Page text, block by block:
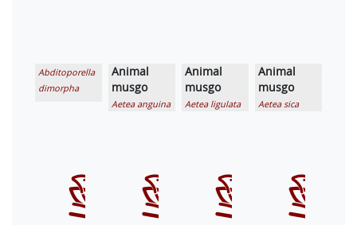
Abditoporella
dimorpha
Animal
musgo
Aetea anguina
Animal
musgo
Aetea ligulata
Animal
musgo
Aetea sica